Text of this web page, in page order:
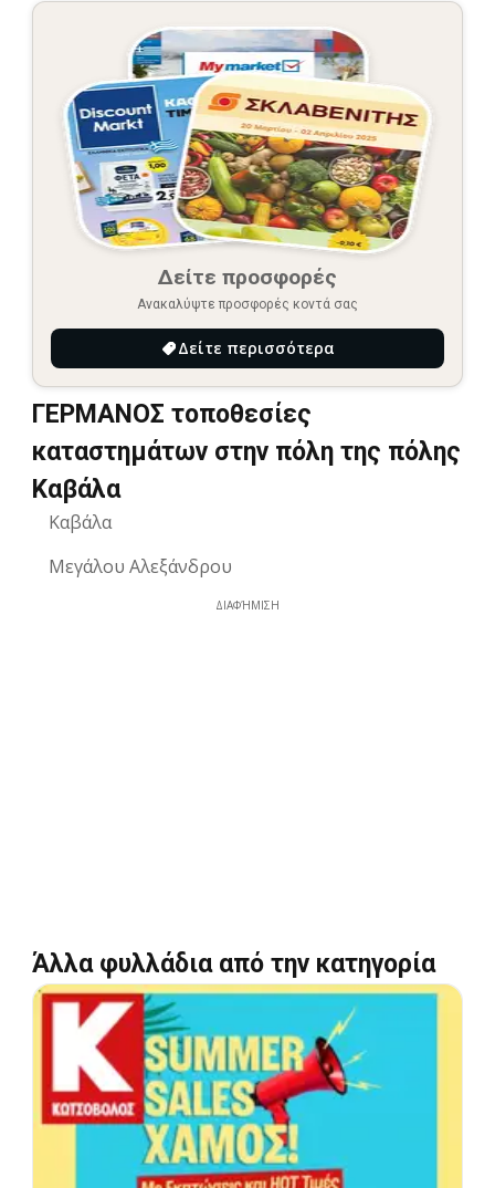
Δείτε προσφορές
Ανακαλύψτε προσφορές κοντά σας
Δείτε περισσότερα
ΓΕΡΜΑΝΟΣ τοποθεσίες
καταστημάτων στην πόλη της πόλης
Καβάλα
Καβάλα
Μεγάλου Αλεξάνδρου
ΔΙΑΦΉΜΙΣΗ
Άλλα φυλλάδια από την κατηγορία